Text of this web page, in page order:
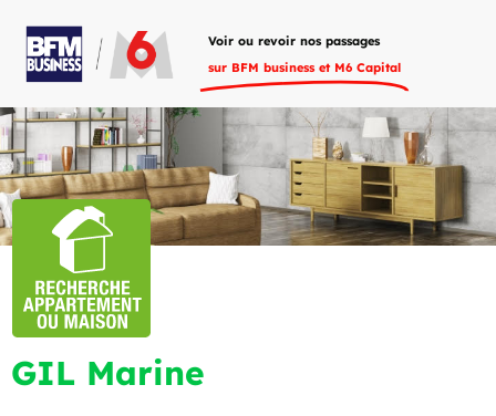
Voir ou revoir nos passages
sur BFM business et M6 Capital
GIL Marine